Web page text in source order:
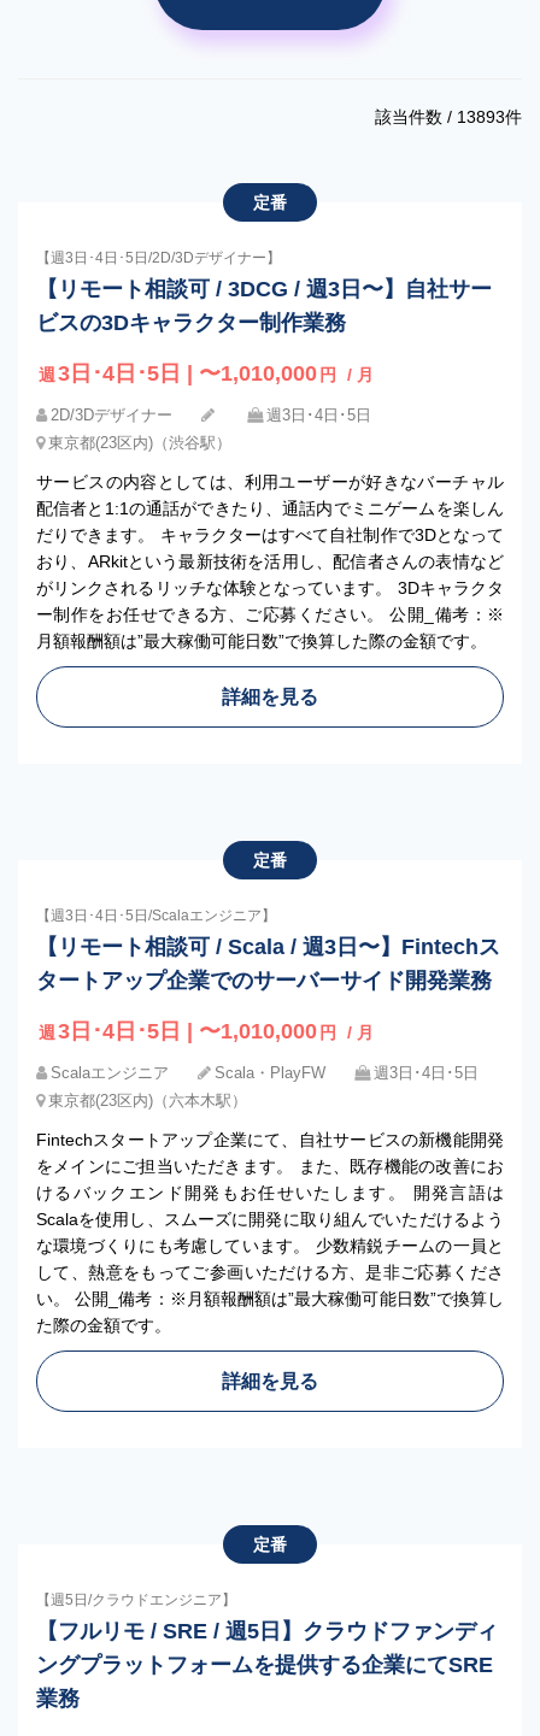
該当件数 / 13893件
定番
【週3日･4日･5日/2D/3Dデザイナー】
【リモート相談可 / 3DCG / 週3日〜】自社サー
ビスの3Dキャラクター制作業務
週 3日･4日･5日 | 〜1,010,000 円 / 月
2D/3Dデザイナー
週3日･4日･5日
東京都(23区内)（渋谷駅）
サービスの内容としては、利用ユーザーが好きなバーチャル
配信者と1:1の通話ができたり、通話内でミニゲームを楽しん
だりできます。 キャラクターはすべて自社制作で3Dとなって
おり、ARkitという最新技術を活用し、配信者さんの表情など
がリンクされるリッチな体験となっています。 3Dキャラクタ
ー制作をお任せできる方、ご応募ください。 公開_備考：※
月額報酬額は”最大稼働可能日数”で換算した際の金額です。
詳細を見る
定番
【週3日･4日･5日/Scalaエンジニア】
【リモート相談可 / Scala / 週3日〜】Fintechス
タートアップ企業でのサーバーサイド開発業務
週 3日･4日･5日 | 〜1,010,000 円 / 月
Scalaエンジニア Scala・PlayFW
週3日･4日･5日
東京都(23区内)（六本木駅）
Fintechスタートアップ企業にて、自社サービスの新機能開発
をメインにご担当いただきます。 また、既存機能の改善にお
けるバックエンド開発もお任せいたします。 開発言語は
Scalaを使用し、スムーズに開発に取り組んでいただけるよう
な環境づくりにも考慮しています。 少数精鋭チームの一員と
して、熱意をもってご参画いただける方、是非ご応募くださ
い。 公開_備考：※月額報酬額は”最大稼働可能日数”で換算し
た際の金額です。
詳細を見る
定番
【週5日/クラウドエンジニア】
【フルリモ / SRE / 週5日】クラウドファンディ
ングプラットフォームを提供する企業にてSRE
業務